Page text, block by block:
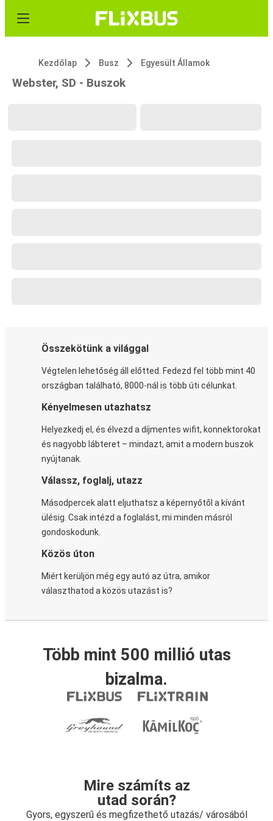
Kezdőlap Busz Egyesült Államok
Webster, SD - Buszok
Összekötünk a világgal
Végtelen lehetőség áll előtted. Fedezd fel több mint 40
országban található, 8000-nál is több úti célunkat.
Kényelmesen utazhatsz
Helyezkedj el, és élvezd a díjmentes wifit, konnektorokat
és nagyobb lábteret – mindazt, amit a modern buszok
nyújtanak.
Válassz, foglalj, utazz
Másodpercek alatt eljuthatsz a képernyőtől a kívánt
ülésig. Csak intézd a foglalást, mi minden másról
gondoskodunk.
Közös úton
Miért kerüljön még egy autó az útra, amikor
választhatod a közös utazást is?
Több mint 500 millió utas
bizalma.
Mire számíts az
utad során?
Gyors, egyszerű és megfizethető utazás/ városából